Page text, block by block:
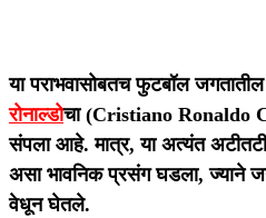
या पराभवासोबतच फुटबॉल
रोनाल्डोचा (Cristiano Ronaldo
संपला आहे. मात्र, या अत्यंत
असा भावनिक प्रसंग घडला, ज्याने
वेधून घेतले.